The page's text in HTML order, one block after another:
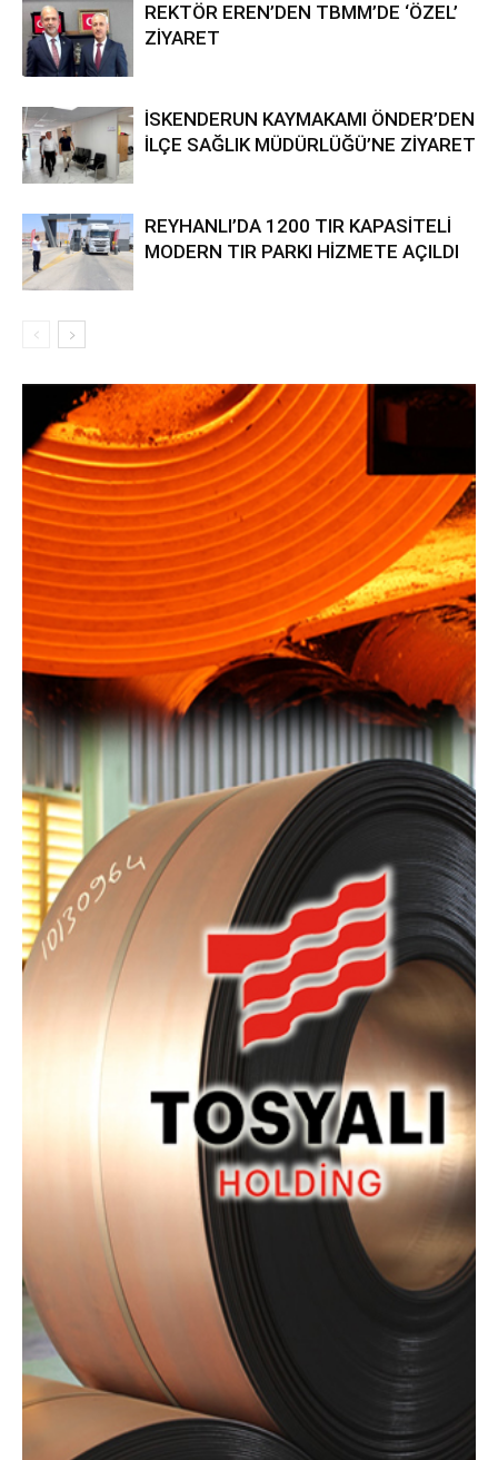
REKTÖR EREN’DEN TBMM’DE ‘ÖZEL’
ZİYARET
İSKENDERUN KAYMAKAMI ÖNDER’DEN
İLÇE SAĞLIK MÜDÜRLÜĞÜ’NE ZİYARET
REYHANLI’DA 1200 TIR KAPASİTELİ
MODERN TIR PARKI HİZMETE AÇILDI